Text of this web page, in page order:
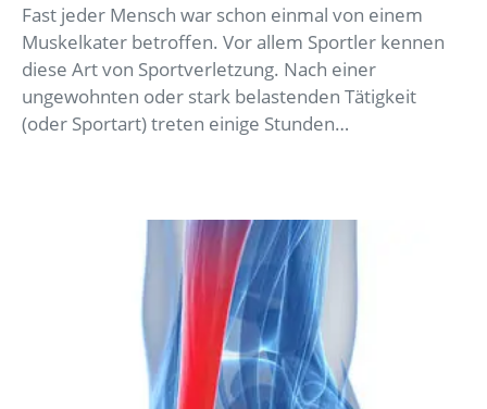
Fast jeder Mensch war schon einmal von einem
Muskelkater betroffen. Vor allem Sportler kennen
diese Art von Sportverletzung. Nach einer
ungewohnten oder stark belastenden Tätigkeit
(oder Sportart) treten einige Stunden…